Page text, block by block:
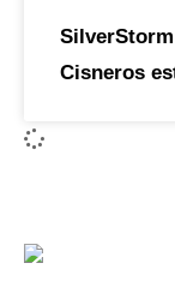
Cisneros